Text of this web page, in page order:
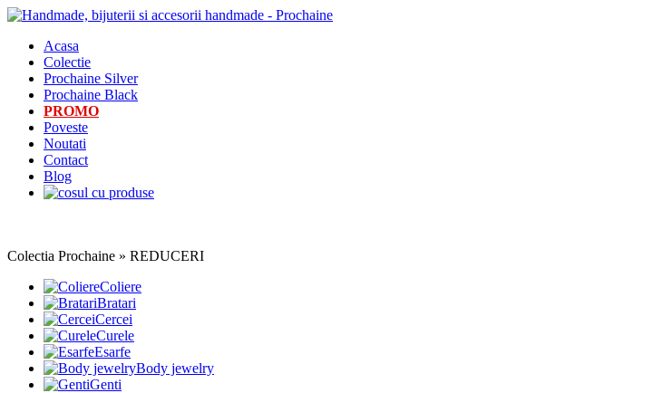
Acasa
Colectie
Prochaine Silver
Prochaine Black
PROMO
Poveste
Noutati
Contact
Blog
Colectia Prochaine » REDUCERI
Coliere
Bratari
Cercei
Curele
Esarfe
Body jewelry
Genti